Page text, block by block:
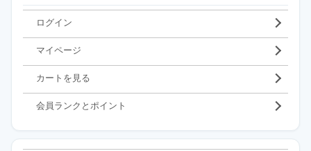
ログイン
マイページ
カートを見る
会員ランクとポイント